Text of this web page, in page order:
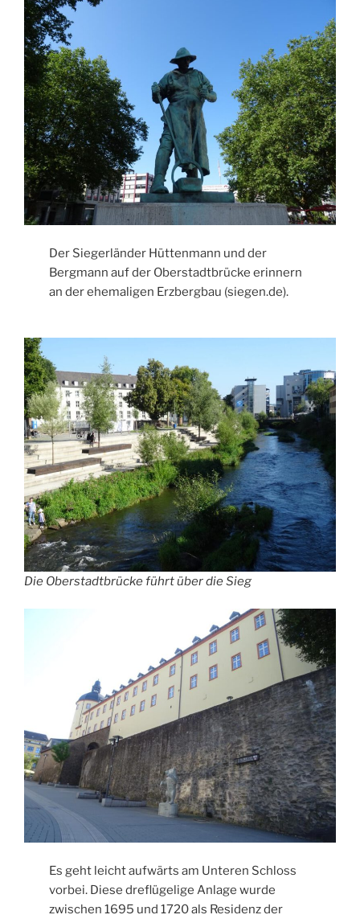
Der Siegerländer Hüttenmann und der
Bergmann auf der Oberstadtbrücke erinnern
an der ehemaligen Erzbergbau (siegen.de).
Die Oberstadtbrücke führt über die Sieg
Es geht leicht aufwärts am Unteren Schloss
vorbei. Diese dreflügelige Anlage wurde
zwischen 1695 und 1720 als Residenz der